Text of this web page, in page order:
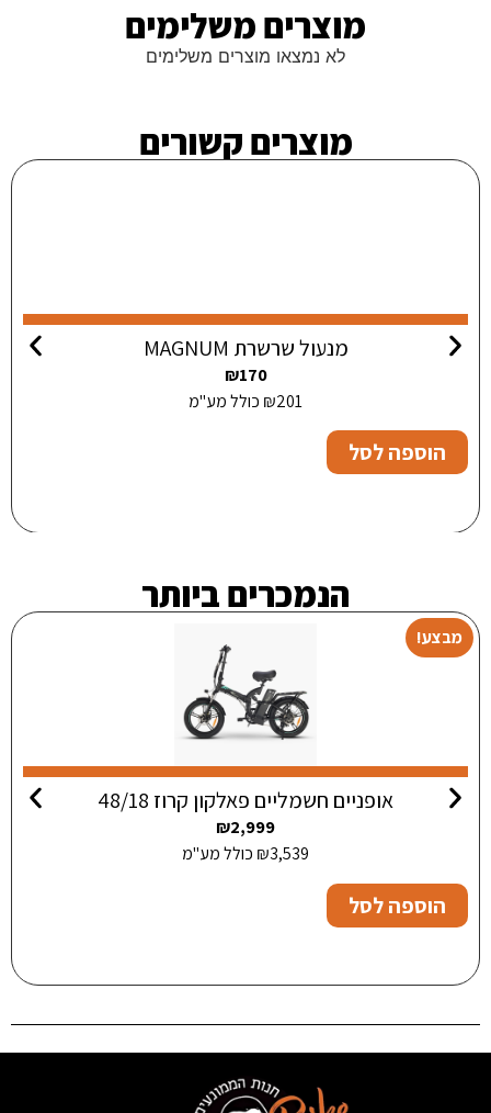
מוצרים משלימים​
לא נמצאו מוצרים משלימים
מוצרים קשורים
מנעול שרשרת MAGNUM
₪170
₪201 כולל מע"מ
הוספה לסל
הנמכרים ביותר
מבצע!
אופניים חשמליים פאלקון קרוז 48/18
₪2,999
₪3,539 כולל מע"מ
הוספה לסל